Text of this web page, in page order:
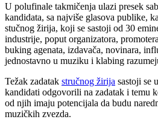
U polufinale takmičenja ulazi presek
kandidata, sa najviše glasova publike,
stučnog žirija, koji se sastoji od 30
industrije, poput organizatora,
buking agenata, izdavača, novinara,
jednostavno u muziku i klabing
Težak zadatak stručnog žirija sastoji se
kandidati odgovorili na zadatak i temu
od njih imaju potencijala da budu
muzičkih zvezda.